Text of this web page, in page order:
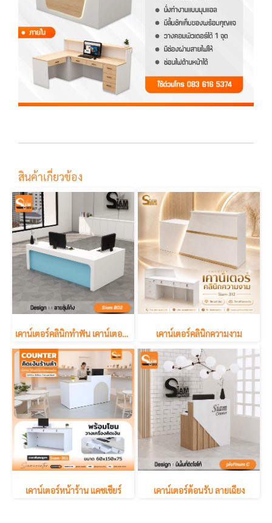
สินค้าเกี่ยวข้อง
เคาน์เตอร์คลินิกทำฟัน เคาน์เตอร์รับลูกค้า เคาน์เตอร์คลินิกความงาม
เคาน์เตอร์หน้าร้าน แคชเชียร์ เคาน์เตอร์ต้อนรับ ลายเฉียง